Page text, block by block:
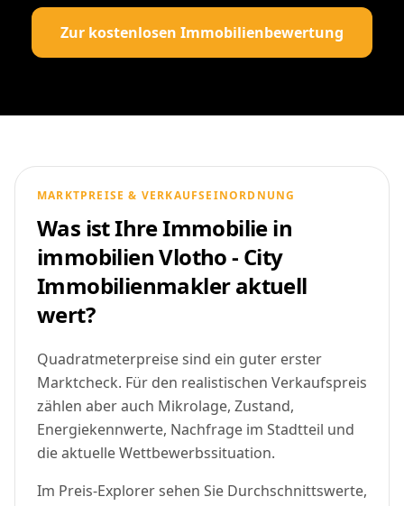
Zur kostenlosen Immobilienbewertung
MARKTPREISE & VERKAUFSEINORDNUNG
Was ist Ihre Immobilie in
immobilien Vlotho - City
Immobilienmakler aktuell
wert?
Quadratmeterpreise sind ein guter erster
Marktcheck. Für den realistischen Verkaufspreis
zählen aber auch Mikrolage, Zustand,
Energiekennwerte, Nachfrage im Stadtteil und
die aktuelle Wettbewerbssituation.
Im Preis-Explorer sehen Sie Durchschnittswerte,